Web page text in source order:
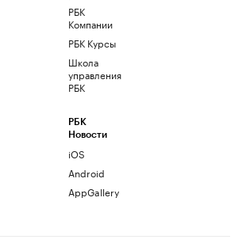
РБК
Компании
РБК Курсы
Школа
управления
РБК
РБК
Новости
iOS
Android
AppGallery